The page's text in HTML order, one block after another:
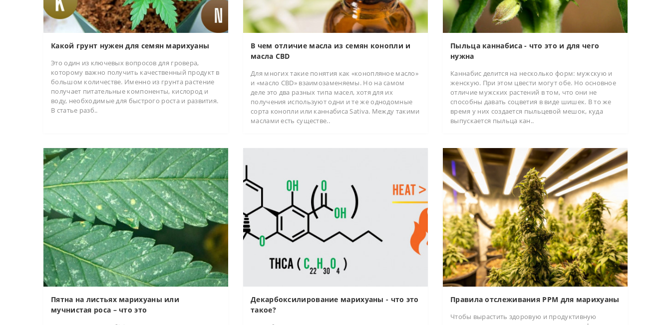
Какой грунт нужен для семян марихуаны
Это один из ключевых вопросов для гровера,
которому важно получить качественный продукт в
большом количестве. Именно из грунта растение
получает питательные компоненты, кислород и
воду, необходимые для быстрого роста и развития.
В статье разб..
В чем отличие масла из семян конопли и
масла CBD
Для многих такие понятия как «конопляное масло»
и «масло CBD» взаимозаменяемы. Но на самом
деле это два разных типа масел, хотя для их
получения используют одни и те же однодомные
сорта конопли или каннабиса Sativa. Между такими
маслами есть существе..
Пыльца каннабиса - что это и для чего
нужна
Каннабис делится на несколько форм: мужскую и
женскую. При этом цвести могут обе. Но основное
отличие мужских растений в том, что они не
способны давать соцветия в виде шишек. В то же
время у них создается пыльцевой мешок, куда
выпускается пыльца кан..
Пятна на листьях марихуаны или
мучнистая роса – что это
Декарбоксилирование марихуаны - что это
такое?
Правила отслеживания PPM для марихуаны
Чтобы вырастить здоровую и продуктивную